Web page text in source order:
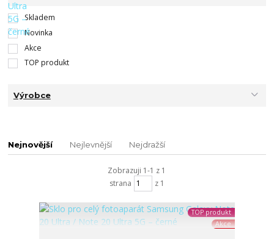
Skladem
Novinka
Akce
TOP produkt
Výrobce
Nejnovější Nejlevnější Nejdražší
Zobrazuji 1-1 z 1
strana
z 1
TOP produkt
Akce